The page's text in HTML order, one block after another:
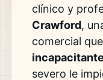
clínico y
Crawford,
comercial
incapacitante
severo le